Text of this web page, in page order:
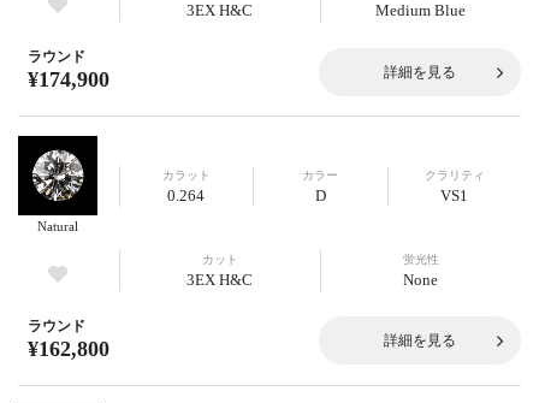
3EX H&C Medium Blue
ラウンド
¥174,900 詳細を見る
Natural
カラット
0.264
カラー
D
クラリティ
VS1
カット
3EX H&C
蛍光性
None
ラウンド
¥162,800 詳細を見る